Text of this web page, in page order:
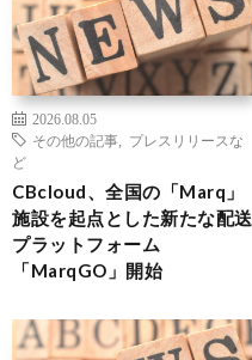
2026.08.05
その他の記事
プレスリリースな
ど
CBcloud、全国の「Marq」
施設を起点とした新たな配送
プラットフォーム
「MarqGO」開始